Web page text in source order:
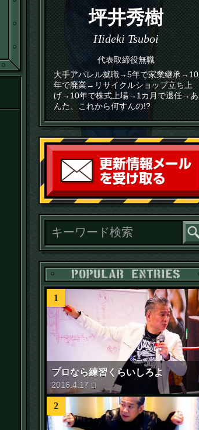
坪井秀樹
Hideki Tsuboi
代表取締役無職
大手アパレル就職→5年で家業継承→10
年で廃業→リサイクルショップ立ち上
げ→10年で株式上場→1カ月で退任→あ
んた、これから何すんの!?
1
プロなら練習くらいしろよ
2016 .4.17 日
2